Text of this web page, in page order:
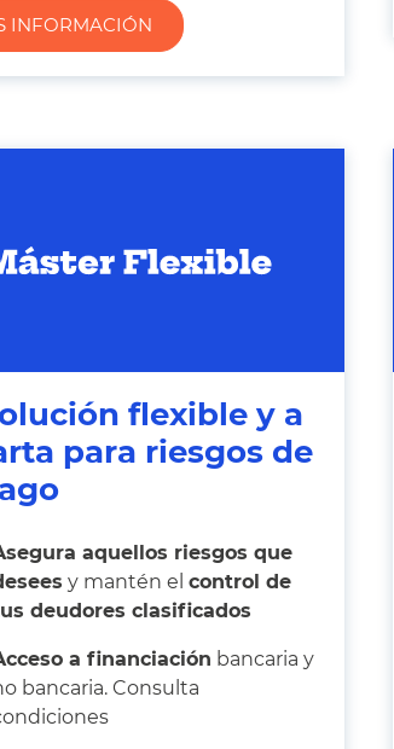
INFORMACIÓN
flexible y a
para riesgos de
aquellos riesgos que
y mantén el control de
deudores clasificados
a financiación bancaria y
bancaria. Consulta